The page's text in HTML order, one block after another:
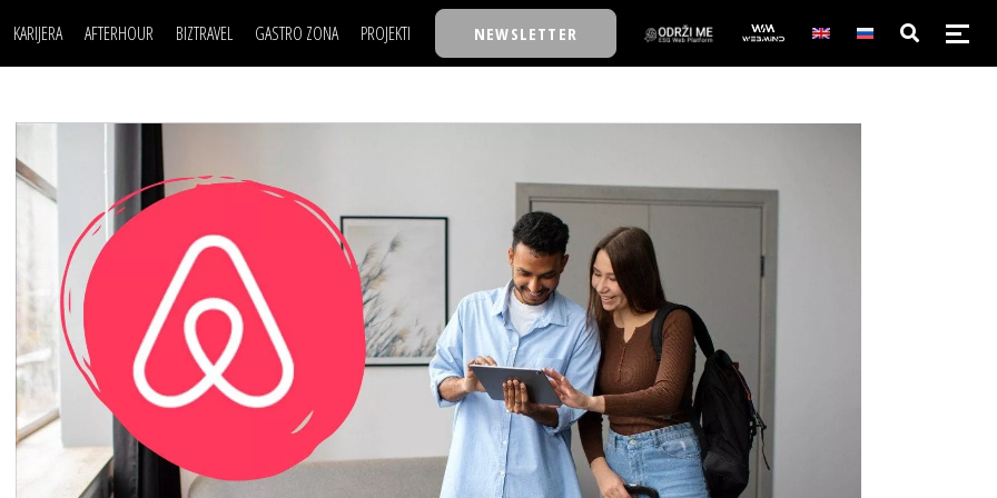
KARIJERA
MOJ UGAO
USAVRŠAVANJE
KNOW-HOW
AFTERHOUR
AUTO SVET
STIL
WELLBEING
BIZTRAVEL GASTRO ZONA PROJEKTI
BACK TO OFFICE/SCHOOL
BIZBENDOVI
BIZKOLEGIJUM
BMW BIZNIS LIGA
BIZLIFE WEEK
IZJAVA GODINE
NEWSLETTER
POSAO
MOJ UGAO
KNOW-HOW
FILM I SCENA
AUTO SVET
WELLBEING
NAJKOLEGA
30 ISPOD 30
BIZKOLEGIJUM
BMW BIZNIS LIGA
BIZLIFE WEEK
IZJAVA GODINE